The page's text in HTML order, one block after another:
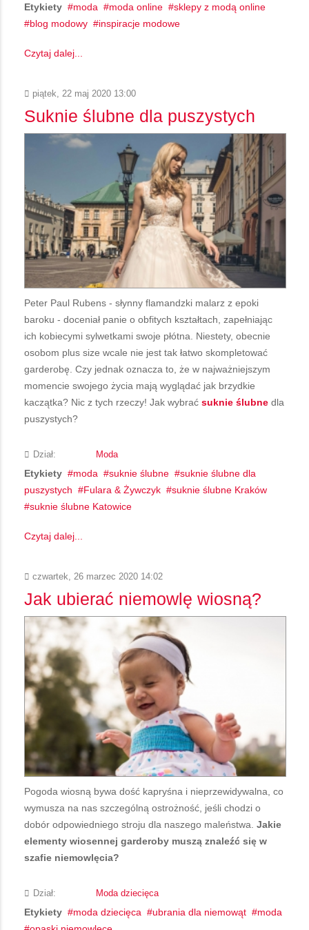
Etykiety moda moda online
sklepy z modą online
blog modowy
inspiracje modowe
Czytaj dalej...
piątek, 22 maj 2020 13:00
Suknie ślubne dla puszystych
Peter Paul Rubens - słynny flamandzki malarz z epoki
baroku - doceniał panie o obfitych kształtach, zapełniając
ich kobiecymi sylwetkami swoje płótna. Niestety, obecnie
osobom plus size wcale nie jest tak łatwo skompletować
garderobę. Czy jednak oznacza to, że w najważniejszym
momencie swojego życia mają wyglądać jak brzydkie
kaczątka? Nic z tych rzeczy! Jak wybrać suknie ślubne dla
puszystych?
Dział: Moda
Etykiety moda suknie ślubne
suknie ślubne dla
puszystych
Fulara & Żywczyk
suknie ślubne Kraków
suknie ślubne Katowice
Czytaj dalej...
czwartek, 26 marzec 2020 14:02
Jak ubierać niemowlę wiosną?
Pogoda wiosną bywa dość kapryśna i nieprzewidywalna, co
wymusza na nas szczególną ostrożność, jeśli chodzi o
dobór odpowiedniego stroju dla naszego maleństwa. Jakie
elementy wiosennej garderoby muszą znaleźć się w
szafie niemowlęcia?
Dział: Moda dziecięca
Etykiety moda dziecięca ubrania dla niemowąt
moda